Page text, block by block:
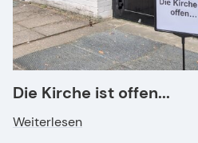
Die Kirche ist offen...
Weiterlesen